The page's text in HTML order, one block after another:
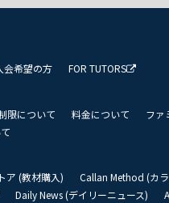
会希望の方 FOR TUTORS
限について 料金について
ファ
ア (教材購入)
Callan Method (カ
Daily News (デイリーニュース)